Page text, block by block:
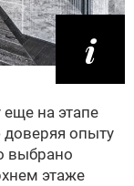
на этапе
опыту
выбрано
этаже